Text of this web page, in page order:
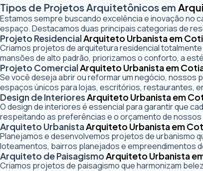
Tipos de Projetos Arquitetônicos em
Estamos sempre buscando excelência e inovação no
espaço. Destacamos duas principais categorias de
Projeto ResidencialArquiteto Urbanista em
Criamos projetos de arquitetura residencial
mansões de alto padrão, priorizamos o conforto, a
Projeto ComercialArquiteto Urbanista em
Se você deseja abrir ou reformar um negócio, nossos
espaços únicos para lojas, escritórios, restaurantes,
Design de InterioresArquiteto Urbanista em
O design de interiores é essencial para garantir que
respeitando as preferências e o orçamento de
Arquiteto UrbanistaArquiteto Urbanista em
Planejamos e desenvolvemos projetos de urbanismo
loteamentos, bairros planejados e empreendimentos
Arquiteto de PaisagismoArquiteto Urbanista
Criamos projetos de paisagismo que harmonizam